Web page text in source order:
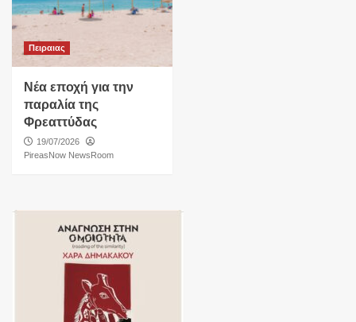
Πειραιας
Νέα εποχή για την
παραλία της
Φρεαττύδας
19/07/2026
PireasNow NewsRoom